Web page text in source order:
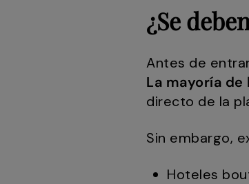
¿Se
Antes de
La mayoría
directo de la
Sin embargo,
Hoteles